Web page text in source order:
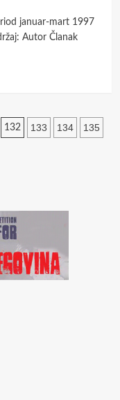
januar-mart 1997
Autor Članak
132 133 134
135